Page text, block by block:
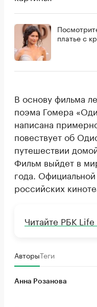
платье с
В основу фильма
поэма Гомера
написана
повествует об
путешествии
Фильм выйдет в
года.
российских
Читайте РБК
АвторыТеги
Анна Розанова